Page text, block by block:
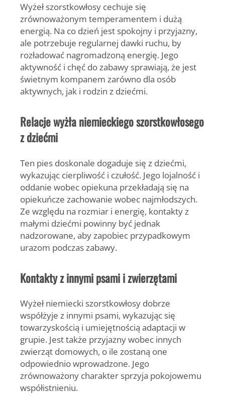
Wyżeł szorstkowłosy cechuje się
zrównoważonym temperamentem i dużą
energią. Na co dzień jest spokojny i przyjazny,
ale potrzebuje regularnej dawki ruchu, by
rozładować nagromadzoną energię. Jego
aktywność i chęć do zabawy sprawiają, że jest
świetnym kompanem zarówno dla osób
aktywnych, jak i rodzin z dziećmi.
Relacje wyżła niemieckiego szorstkowłosego
z dziećmi
Ten pies doskonale dogaduje się z dziećmi,
wykazując cierpliwość i czułość. Jego lojalność i
oddanie wobec opiekuna przekładają się na
opiekuńcze zachowanie wobec najmłodszych.
Ze względu na rozmiar i energię, kontakty z
małymi dziećmi powinny być jednak
nadzorowane, aby zapobiec przypadkowym
urazom podczas zabawy.
Kontakty z innymi psami i zwierzętami
Wyżeł niemiecki szorstkowłosy dobrze
współżyje z innymi psami, wykazując się
towarzyskością i umiejętnością adaptacji w
grupie. Jest także przyjazny wobec innych
zwierząt domowych, o ile zostaną one
odpowiednio wprowadzone. Jego
zrównoważony charakter sprzyja pokojowemu
współistnieniu.